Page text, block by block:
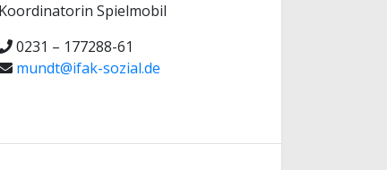
Koordinatorin Spielmobil
0231 – 177288-61
mundt@ifak-sozial.de